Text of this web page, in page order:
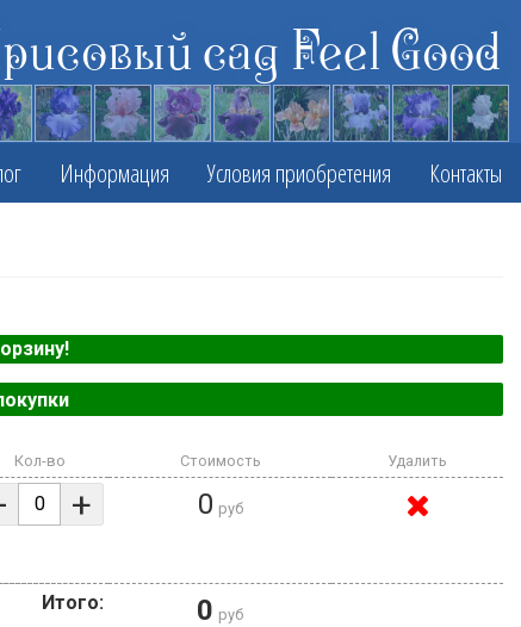
сад Feel Good
Информация Условия приобретения Контакты
Кол-во Стоимость
Удалить
+ 0 руб
Итого: 0 руб